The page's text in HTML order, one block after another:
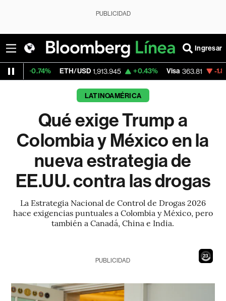
PUBLICIDAD
Ingresar
ETH/USD 1,913.945 +0.43% Visa 363.81 -1.80%
LATINOAMÉRICA
Qué exige Trump a
Colombia y México en la
nueva estrategia de
EE.UU. contra las drogas
La Estrategia Nacional de Control de Drogas 2026
hace exigencias puntuales a Colombia y México, pero
también a Canadá, China e India.
21
PUBLICIDAD